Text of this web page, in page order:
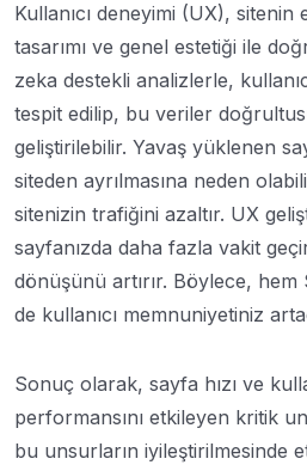
Kullanıcı deneyimi (UX), sitenin
tasarımı ve genel estetiği ile
zeka destekli analizlerle,
tespit edilip, bu veriler
geliştirilebilir. Yavaş yüklenen
siteden ayrılmasına neden
sitenizin trafiğini azaltır. UX
sayfanızda daha fazla vakit
dönüşünü artırır. Böylece, hem
de kullanıcı memnuniyetiniz
Sonuç olarak, sayfa hızı ve
performansını etkileyen kritik
bu unsurların iyileştirilmesinde